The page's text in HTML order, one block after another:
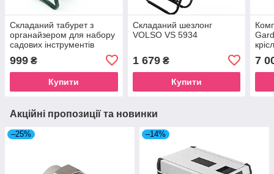
Складаний табурет з
органайзером для набору
садових інструментів
999 ₴
Купити
Складаний шезлонг
VOLSO VS 5934
1 679₴
Купити
7
Акційні пропозиції та новинки
–25% –14%